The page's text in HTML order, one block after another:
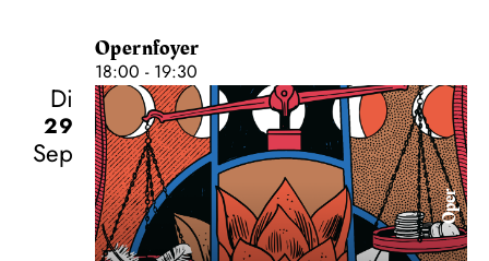
Opernfoyer
18:00 - 19:30
Di
29
Sep
Oper